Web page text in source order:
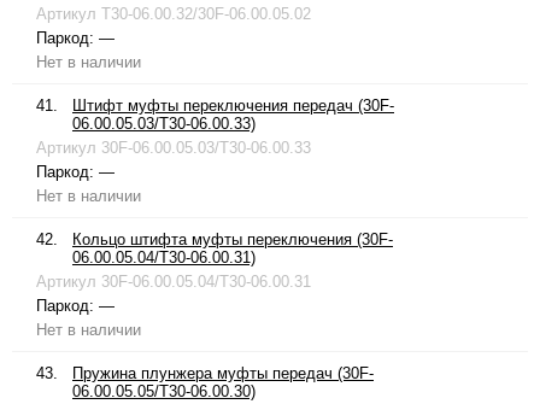
Артикул T30-06.00.32/30F-06.00.05.02
Паркод: —
Нет в наличии
41.
Штифт муфты переключения передач (30F-
06.00.05.03/T30-06.00.33)
Артикул 30F-06.00.05.03/T30-06.00.33
Паркод: —
Нет в наличии
42.
Кольцо штифта муфты переключения (30F-
06.00.05.04/T30-06.00.31)
Артикул 30F-06.00.05.04/T30-06.00.31
Паркод: —
Нет в наличии
43.
Пружина плунжера муфты передач (30F-
06.00.05.05/T30-06.00.30)